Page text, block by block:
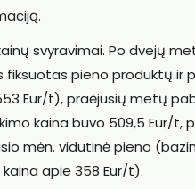
svyravimai. Po dvejų
pieno produktų ir
Eur/t), praėjusių metų
kaina buvo 509,5 Eur/t,
mėn. vidutinė pieno
apie 358 Eur/t).